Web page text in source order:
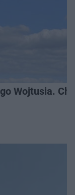
Wojtusia.